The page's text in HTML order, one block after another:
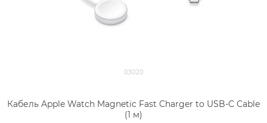
03020
Кабель Apple Watch Magnetic Fast Charger to USB-C Cable
(1 м)